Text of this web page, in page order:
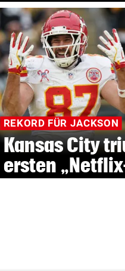
REKORD FÜR JACKSON
Kansas City
ersten